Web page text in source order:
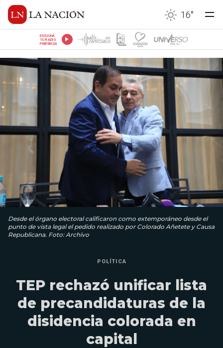
16°
ESCUCHÁ
TU RADIO
PREFERIDA
Desde el órgano electoral calificaron como extemporáneo desde el
punto de vista legal el pedido realizado por Colorado Añetete y Causa
Republicana. Foto: Archivo
POLÍTICA
TEP rechazó unificar lista
de precandidaturas de la
disidencia colorada en
capital